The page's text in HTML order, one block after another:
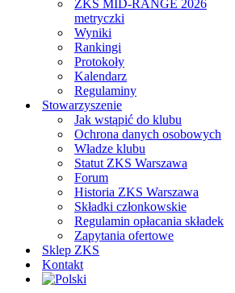
ZKS MID-RANGE 2026
metryczki
Wyniki
Rankingi
Protokoły
Kalendarz
Regulaminy
Stowarzyszenie
Jak wstąpić do klubu
Ochrona danych osobowych
Władze klubu
Statut ZKS Warszawa
Forum
Historia ZKS Warszawa
Składki członkowskie
Regulamin opłacania składek
Zapytania ofertowe
Sklep ZKS
Kontakt